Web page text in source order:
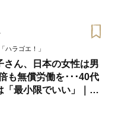
ハラゴエ！」
さん、日本の女性は男
も無償労働を･･･40代
「最小限でいい」｜連